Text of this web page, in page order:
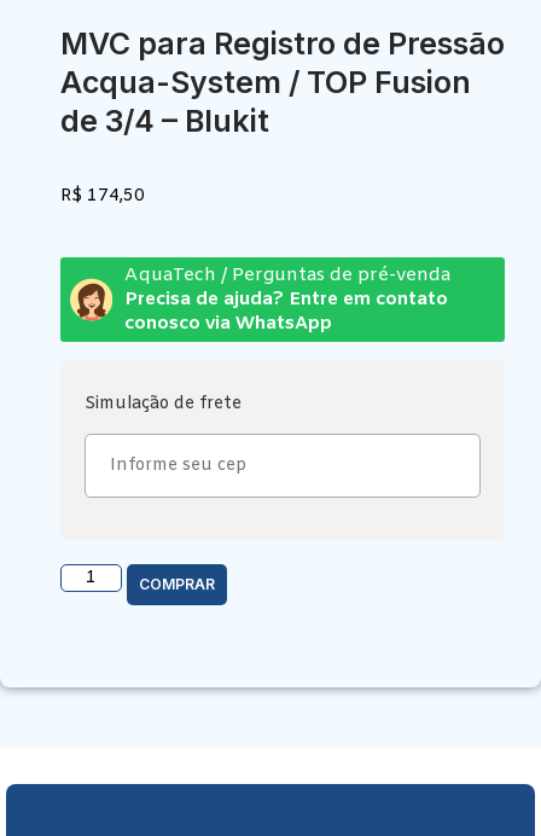
MVC para Registro de Pressão
Acqua-System / TOP Fusion
de 3/4 – Blukit
R$ 174,50
AquaTech / Perguntas de pré-venda
Precisa de ajuda? Entre em contato
conosco via WhatsApp
Simulação de frete
COMPRAR